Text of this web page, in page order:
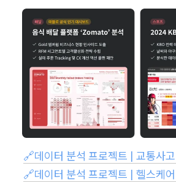
🔗데이터 분석 프로젝트 | 헬스케